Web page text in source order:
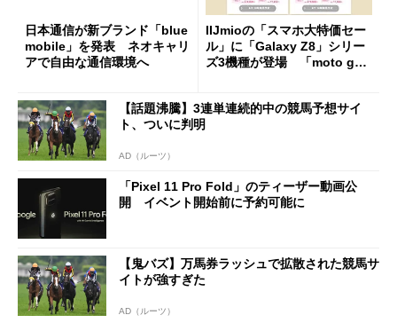
日本通信が新ブランド「blue
mobile」を発表 ネオキャリ
アで自由な通信環境へ
IIJmioの「スマホ大特価セー
ル」に「Galaxy Z8」シリー
ズ3機種が登場 「moto g37
【話題沸騰】3連単連続的中の競馬予想サイ
ト、ついに判明
AD（ルーツ）
「Pixel 11 Pro Fold」のティーザー動画公
開 イベント開始前に予約可能に
【鬼バズ】万馬券ラッシュで拡散された競馬サ
イトが強すぎた
AD（ルーツ）